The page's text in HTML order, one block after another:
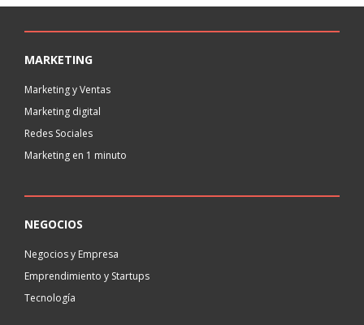
MARKETING
Marketing y Ventas
Marketing digital
Redes Sociales
Marketing en 1 minuto
NEGOCIOS
Negocios y Empresa
Emprendimiento y Startups
Tecnología